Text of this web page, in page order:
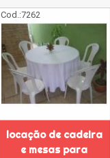
Cod.:7262
locação de cadeira
e mesas para